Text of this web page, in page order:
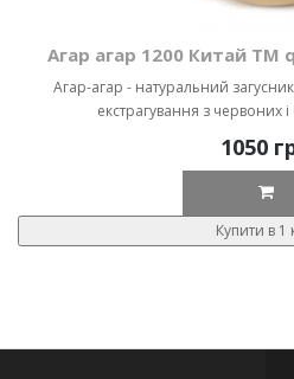
Агар агар 1200 Китай ТМ
Агар-агар - натуральний
екстрагування з червоних
1050
Купити в 1